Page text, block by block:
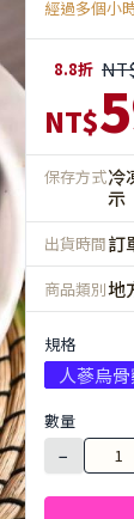
經過多個小
8.8折
NT$
保存方式冷
示
出貨時間訂
商品類別地
規格
人蔘烏
數量
−